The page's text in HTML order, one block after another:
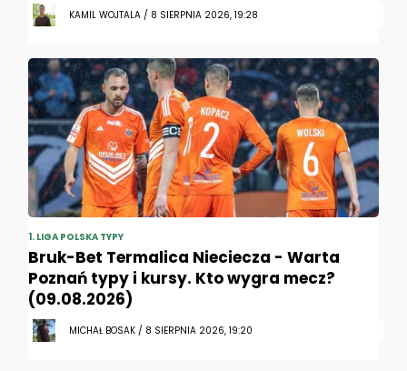
KAMIL WOJTALA / 8 SIERPNIA 2026, 19:28
1. LIGA POLSKA TYPY
Bruk-Bet Termalica Nieciecza - Warta
Poznań typy i kursy. Kto wygra mecz?
(09.08.2026)
MICHAŁ BOSAK / 8 SIERPNIA 2026, 19:20